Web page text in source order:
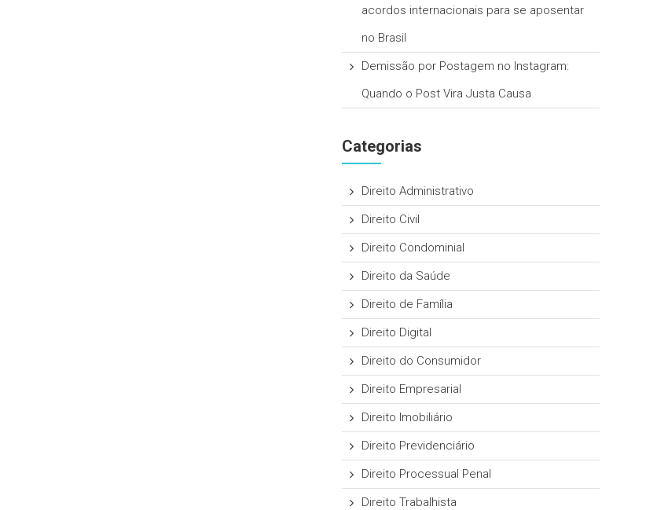
acordos internacionais para se aposentar
no Brasil
Demissão por Postagem no Instagram:
Quando o Post Vira Justa Causa
Categorias
Direito Administrativo
Direito Civil
Direito Condominial
Direito da Saúde
Direito de Família
Direito Digital
Direito do Consumidor
Direito Empresarial
Direito Imobiliário
Direito Previdenciário
Direito Processual Penal
Direito Trabalhista